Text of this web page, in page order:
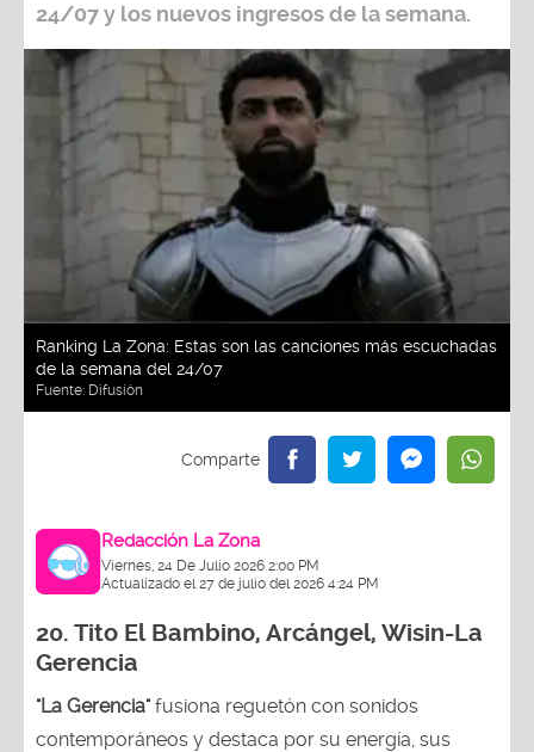
24/07y los nuevos ingresos de la semana.
Ranking La Zona: Estas son las canciones más escuchadas
de la semana del 24/07
Fuente: Difusión
Redacción La Zona
Viernes, 24 De Julio 2026 2:00 PM
Actualizado el 27 de julio del 2026 4:24 PM
20. Tito El Bambino, Arcángel, Wisin-La
Gerencia
"La Gerencia"fusiona reguetón con sonidos
contemporáneos y destaca por su energía, sus